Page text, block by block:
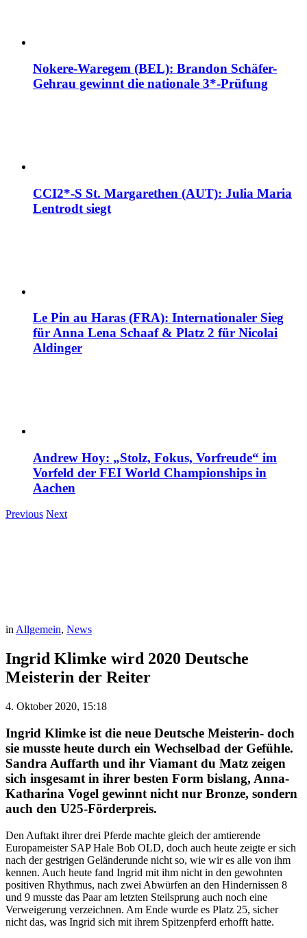
Nokere-Waregem (BEL): Brandon Schäfer-
Gehrau gewinnt die nationale 3*-Prüfung
CCI2*-S St. Margarethen (AUT): Julia Maria
Lentrodt siegt
Le Pin au Haras (FRA): Internationaler Sieg
für Anna Lena Schaaf & Platz 2 für Nicolai
Aldinger
Andrew Hoy: „Stolz, Fokus, Vorfreude“ im
Vorfeld der FEI World Championships in
Aachen
Previous Next
inAllgemein, News
Ingrid Klimke wird 2020 Deutsche
Meisterin der Reiter
4. Oktober 2020, 15:18
Ingrid Klimke ist die neue Deutsche Meisterin- doch
sie musste heute durch ein Wechselbad der Gefühle.
Sandra Auffarth und ihr Viamant du Matz zeigen
sich insgesamt in ihrer besten Form bislang, Anna-
Katharina Vogel gewinnt nicht nur Bronze, sondern
auch den U25-Förderpreis.
Den Auftakt ihrer drei Pferde machte gleich der amtierende
Europameister SAP Hale Bob OLD, doch auch heute zeigte er sich
nach der gestrigen Geländerunde nicht so, wie wir es alle von ihm
kennen. Auch heute fand Ingrid mit ihm nicht in den gewohnten
positiven Rhythmus, nach zwei Abwürfen an den Hindernissen 8
und 9 musste das Paar am letzten Steilsprung auch noch eine
Verweigerung verzeichnen. Am Ende wurde es Platz 25, sicher
nicht das, was Ingrid sich mit ihrem Spitzenpferd erhofft hatte.